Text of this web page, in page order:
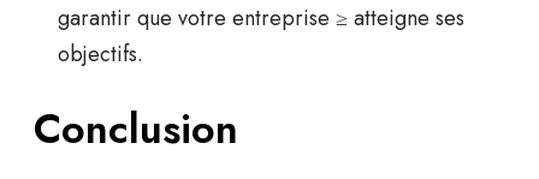
garantir que votre entreprise ≥ atteigne ses
objectifs.
Conclusion